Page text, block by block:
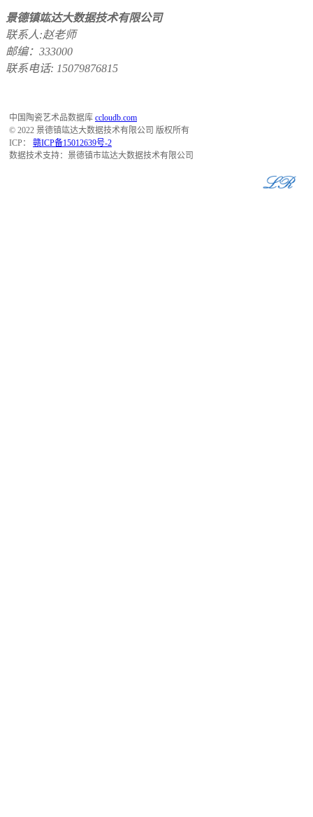
景德镇竑达大数据技术有限公司
联系人:赵老师
邮编：333000
联系电话: 15079876815
中国陶瓷艺术品数据库 ccloudb.com
© 2022 景德镇竑达大数据技术有限公司 版权所有
ICP： 赣ICP备15012639号-2
数据技术支持：景德镇市竑达大数据技术有限公司